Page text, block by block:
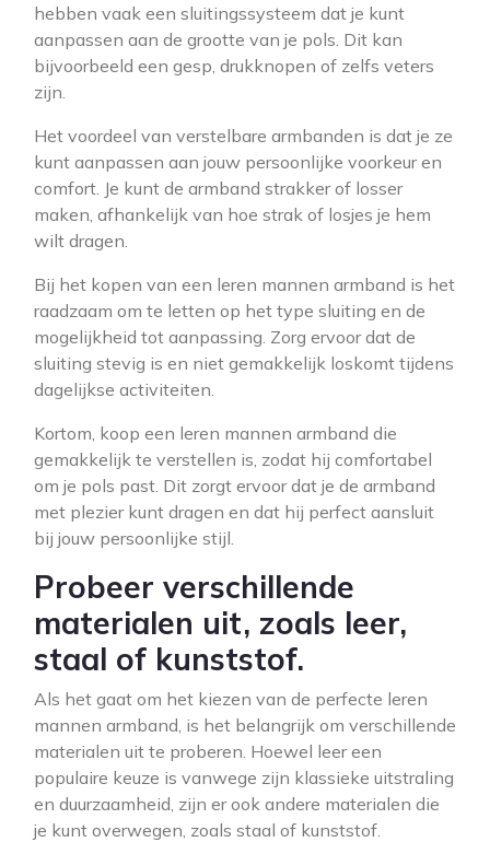
hebben vaak een sluitingssysteem dat je kunt
aanpassen aan de grootte van je pols. Dit kan
bijvoorbeeld een gesp, drukknopen of zelfs veters
zijn.
Het voordeel van verstelbare armbanden is dat je ze
kunt aanpassen aan jouw persoonlijke voorkeur en
comfort. Je kunt de armband strakker of losser
maken, afhankelijk van hoe strak of losjes je hem
wilt dragen.
Bij het kopen van een leren mannen armband is het
raadzaam om te letten op het type sluiting en de
mogelijkheid tot aanpassing. Zorg ervoor dat de
sluiting stevig is en niet gemakkelijk loskomt tijdens
dagelijkse activiteiten.
Kortom, koop een leren mannen armband die
gemakkelijk te verstellen is, zodat hij comfortabel
om je pols past. Dit zorgt ervoor dat je de armband
met plezier kunt dragen en dat hij perfect aansluit
bij jouw persoonlijke stijl.
Probeer verschillende
materialen uit, zoals leer,
staal of kunststof.
Als het gaat om het kiezen van de perfecte leren
mannen armband, is het belangrijk om verschillende
materialen uit te proberen. Hoewel leer een
populaire keuze is vanwege zijn klassieke uitstraling
en duurzaamheid, zijn er ook andere materialen die
je kunt overwegen, zoals staal of kunststof.